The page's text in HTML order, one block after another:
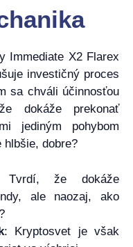
Immediate X2 Flarex
investičný proces
sa chváli účinnosťou
dokáže prekonať
jediným pohybom
hlbšie, dobre?
že dokáže
ale naozaj, ako
: Kryptosvet je však